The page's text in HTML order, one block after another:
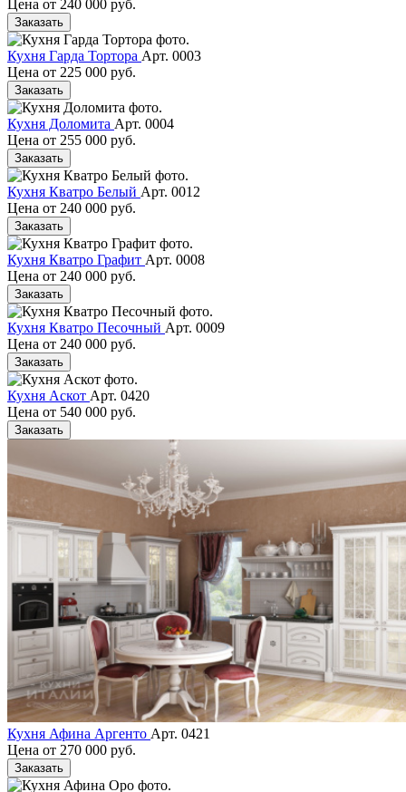
Цена от 240 000 руб.
Заказать
Кухня Гарда Тортора Арт. 0003
Цена от 225 000 руб.
Заказать
Кухня Доломита Арт. 0004
Цена от 255 000 руб.
Заказать
Кухня Кватро Белый Арт. 0012
Цена от 240 000 руб.
Заказать
Кухня Кватро Графит Арт. 0008
Цена от 240 000 руб.
Заказать
Кухня Кватро Песочный Арт. 0009
Цена от 240 000 руб.
Заказать
Кухня Аскот Арт. 0420
Цена от 540 000 руб.
Заказать
Кухня Афина Аргенто Арт. 0421
Цена от 270 000 руб.
Заказать